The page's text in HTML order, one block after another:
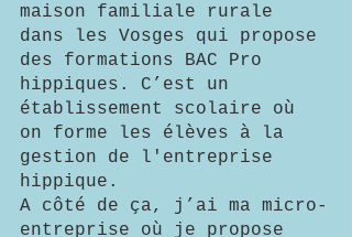
maison familiale rurale
dans les Vosges qui propose
des formations BAC Pro
hippiques. C’est un
établissement scolaire où
on forme les élèves à la
gestion de l'entreprise
hippique.
A côté de ça, j’ai ma micro-
entreprise où je propose